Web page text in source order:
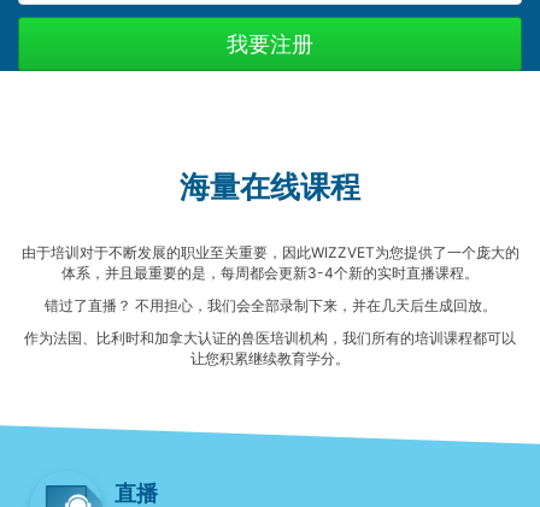
海量在线课程
由于培训对于不断发展的职业至关重要，因此WIZZVET为您提供了一个庞大的
体系，并且最重要的是，每周都会更新3-4个新的实时直播课程。
错过了直播？ 不用担心，我们会全部录制下来，并在几天后生成回放。
作为法国、比利时和加拿大认证的兽医培训机构，我们所有的培训课程都可以
让您积累继续教育学分。
直播